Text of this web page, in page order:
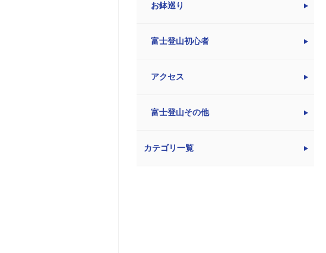
お鉢巡り
富士登山初心者
アクセス
富士登山その他
カテゴリ一覧